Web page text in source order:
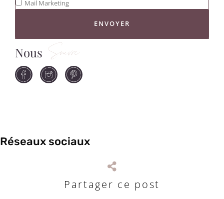
Mail Marketing
ENVOYER
Nous Suivre
Réseaux sociaux
Partager ce post